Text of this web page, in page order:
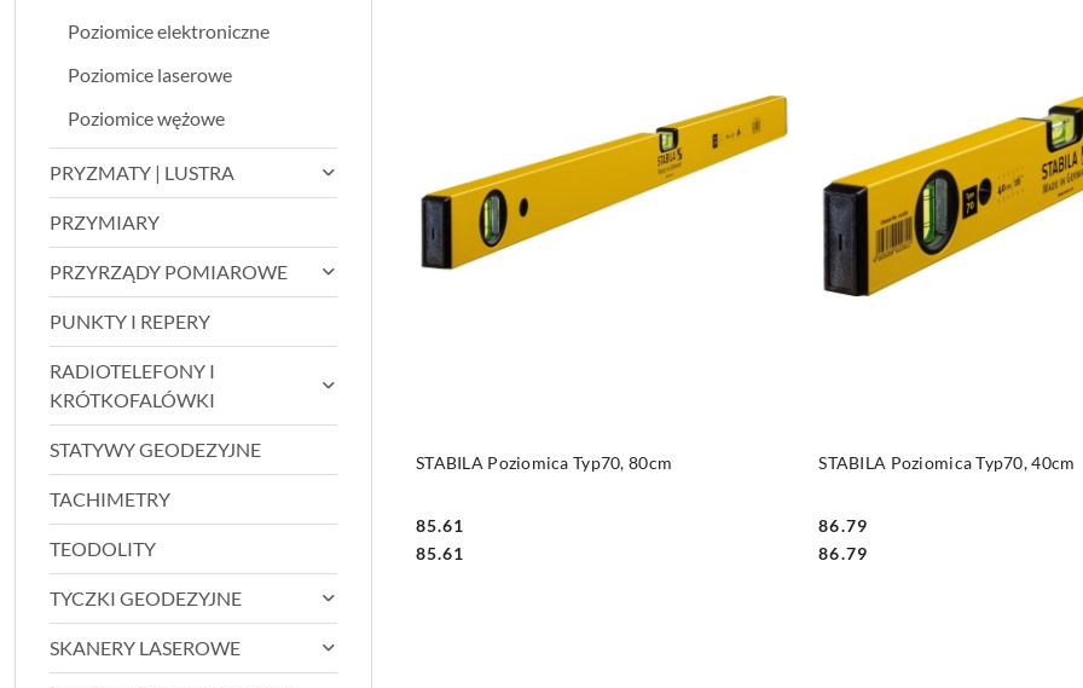
Poziomice elektroniczne
Poziomice laserowe
Poziomice wężowe
PRYZMATY | LUSTRA
PRZYMIARY
PRZYRZĄDY POMIAROWE
PUNKTY I REPERY
RADIOTELEFONY I
KRÓTKOFALÓWKI
STATYWY GEODEZYJNE
TACHIMETRY
TEODOLITY
TYCZKI GEODEZYJNE
SKANERY LASEROWE
STABILA Poziomica Typ70, 80cm
Cena:
85.61
Cena:
85.61
STABILA Poziomica Typ70, 40cm
Cena:
86.79
Cena:
86.79